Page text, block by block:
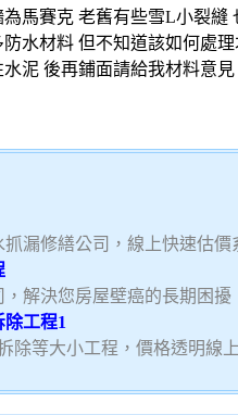
馬賽克 老舊有些雪L小裂
水材料 但不知道該如何處
泥 後再鋪面請給我材料意
漏修繕公司，線上快速估
解決您房屋壁癌的長期困
工程1
除等大小工程，價格透明線